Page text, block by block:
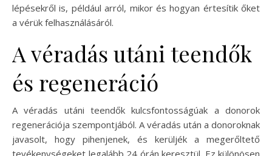
lépésekről is, például arról, mikor és hogyan értesítik őket
a vérük felhasználásáról.
A véradás utáni teendők
és regeneráció
A véradás utáni teendők kulcsfontosságúak a donorok
regenerációja szempontjából. A véradás után a donoroknak
javasolt, hogy pihenjenek, és kerüljék a megerőltető
tevékenységeket legalább 24 órán keresztül. Ez különösen